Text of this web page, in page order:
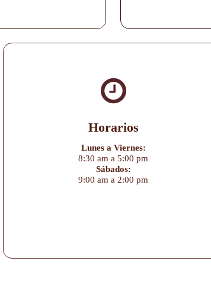
Horarios
Lunes a Viernes:
8:30 am a 5:00 pm
Sábados:
9:00 am a 2:00 pm